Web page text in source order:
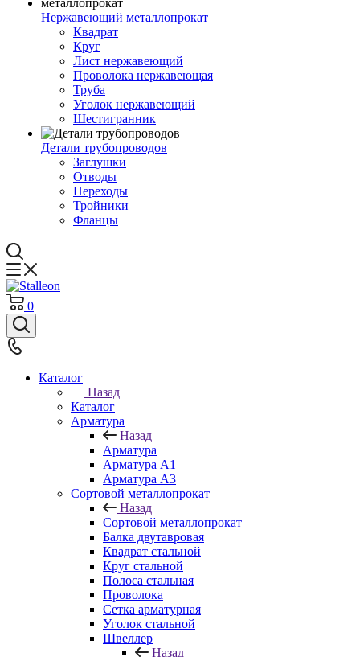
Нержавеющий металлопрокат
Квадрат
Круг
Лист нержавеющий
Проволока нержавеющая
Труба
Уголок нержавеющий
Шестигранник
Детали трубопроводов
Заглушки
Отводы
Переходы
Тройники
Фланцы
0
Каталог
Назад
Каталог
Арматура
Назад
Арматура
Арматура A1
Арматура А3
Сортовой металлопрокат
Назад
Сортовой металлопрокат
Балка двутавровая
Квадрат стальной
Круг стальной
Полоса стальная
Проволока
Сетка арматурная
Уголок стальной
Швеллер
Назад